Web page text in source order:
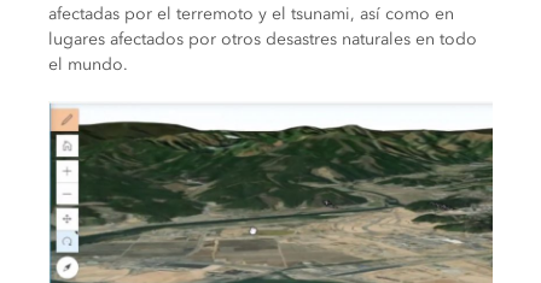
afectadas por el terremoto y el tsunami, así como en
lugares afectados por otros desastres naturales en todo
el mundo.